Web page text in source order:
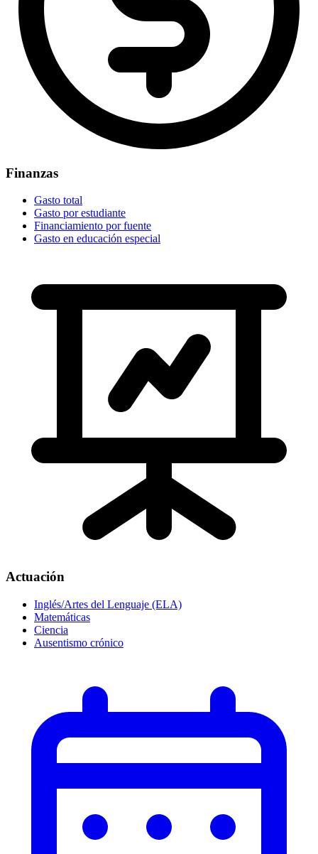
Finanzas
Gasto total
Gasto por estudiante
Financiamiento por fuente
Gasto en educación especial
Actuación
Inglés/Artes del Lenguaje (ELA)
Matemáticas
Ciencia
Ausentismo crónico